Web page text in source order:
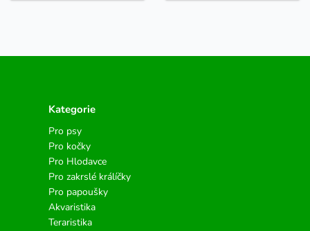
Kategorie
Pro psy
Pro kočky
Pro Hlodavce
Pro zakrslé králíčky
Pro papoušky
Akvaristika
Teraristika